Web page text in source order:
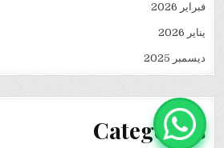
فبراير 2026
يناير 2026
ديسمبر 2025
Categories